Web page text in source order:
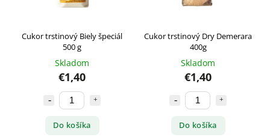
Cukor trstinový Biely špeciál
500 g
Skladom
€1,40
Do košíka
Cukor trstinový Dry Demerara
400g
Skladom
€1,40
Do košíka